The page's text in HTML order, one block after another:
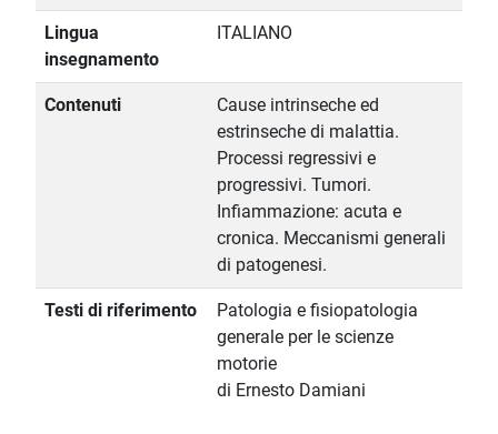
Lingua
insegnamento
ITALIANO
Contenuti
Cause intrinseche ed
estrinseche di malattia.
Processi regressivi e
progressivi. Tumori.
Infiammazione: acuta e
cronica. Meccanismi generali
di patogenesi.
Testi di riferimento
Patologia e fisiopatologia
generale per le scienze
motorie
di Ernesto Damiani